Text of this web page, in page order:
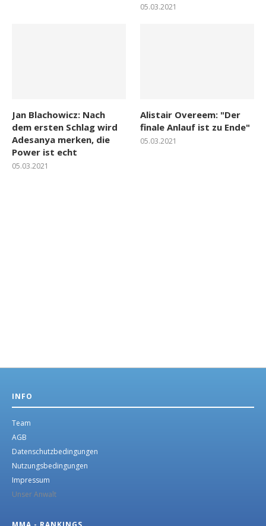
05.03.2021
Jan Blachowicz: Nach
dem ersten Schlag wird
Adesanya merken, die
Power ist echt
05.03.2021
Alistair Overeem: "Der
finale Anlauf ist zu Ende"
05.03.2021
INFO
Team
AGB
Datenschutzbedingungen
Nutzungsbedingungen
Impressum
Unser Anwalt